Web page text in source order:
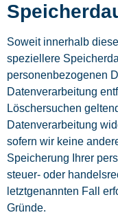
Soweit innerhalb
speziellere
personenbezogenen
Datenverarbeitung
Löschersuchen
Datenverarbeitung
sofern wir keine
Speicherung Ihrer
steuer- oder
letztgenannten Fall
Gründe.